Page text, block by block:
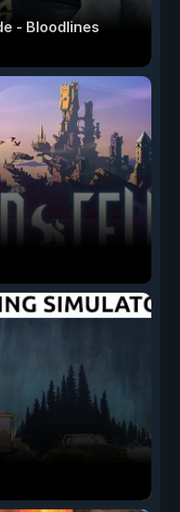
- Bloodlines